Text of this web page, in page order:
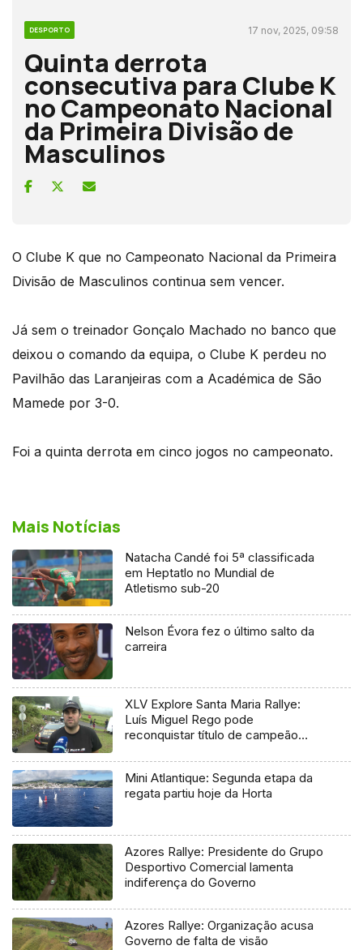
DESPORTO 17 nov, 2025, 09:58
Quinta derrota
consecutiva para Clube K
no Campeonato Nacional
da Primeira Divisão de
Masculinos
O Clube K que no Campeonato Nacional da Primeira
Divisão de Masculinos continua sem vencer.
Já sem o treinador Gonçalo Machado no banco que
deixou o comando da equipa, o Clube K perdeu no
Pavilhão das Laranjeiras com a Académica de São
Mamede por 3-0.
Foi a quinta derrota em cinco jogos no campeonato.
Mais Notícias
Natacha Candé foi 5ª classificada
em Heptatlo no Mundial de
Atletismo sub-20
Nelson Évora fez o último salto da
carreira
XLV Explore Santa Maria Rallye:
Luís Miguel Rego pode
reconquistar título de campeão
Mini Atlantique: Segunda etapa da
regata partiu hoje da Horta
Azores Rallye: Presidente do Grupo
Desportivo Comercial lamenta
indiferença do Governo
Azores Rallye: Organização acusa
Governo de falta de visão